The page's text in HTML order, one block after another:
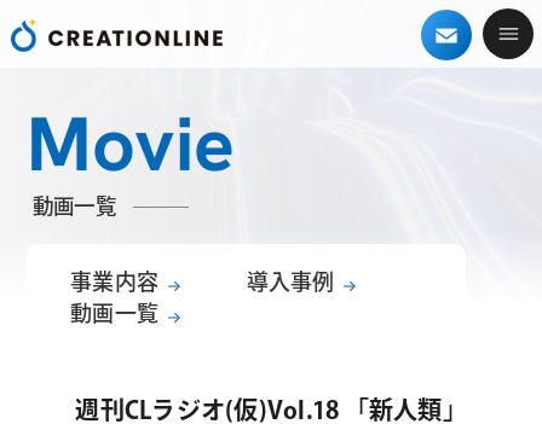
Movie
動画一覧
事業内容
導入事例
動画一覧
週刊CLラジオ(仮)Vol.18 「新人類」